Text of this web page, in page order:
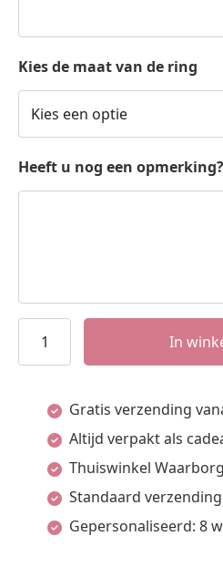
Kies de maat van de ring
Heeft u nog een opmerking?
Ovale
Zilveren
Twee
Initialen
Names4ever
In
Gratis verzending
Altijd verpakt als
Thuiswinkel
Standaard
Gepersonaliseerd: 8